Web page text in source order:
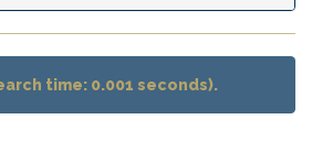
time: 0.001 seconds).